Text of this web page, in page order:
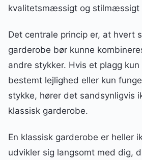
kvalitetsmæssigt og stilmæssigt
Det centrale princip er, at hvert
garderobe bør kunne
andre stykker. Hvis et plagg
bestemt lejlighed eller kun
stykke, hører det sandsynligvis
klassisk garderobe.
En klassisk garderobe er heller
udvikler sig langsomt med dig,